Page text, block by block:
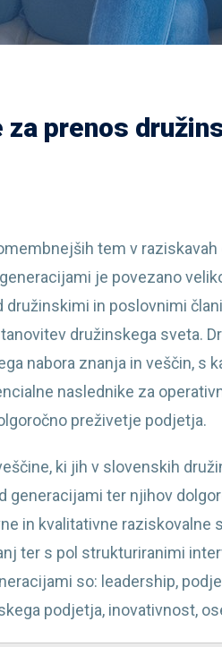
za prenos
tem v
je povezano
in poslovnimi
družinskega sveta.
nabora znanja in veščin, s
naslednike za
preživetje podjetja.
ki jih v slovenskih
ter njihov
in kvalitativne raziskovalne
ter s pol strukturiranimi
so: leadership,
podjetja, inovativnost,